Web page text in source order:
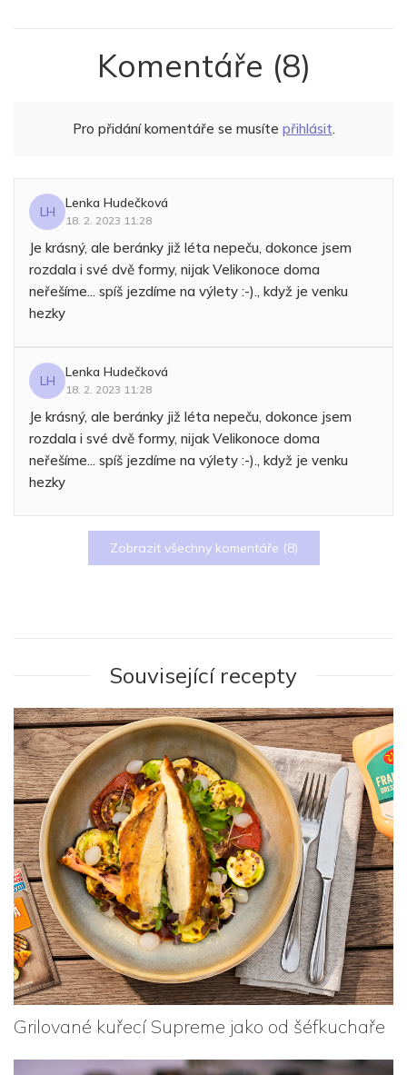
Komentáře (8)
Pro přidání komentáře se musíte přihlásit.
LH
Lenka Hudečková
18. 2. 2023 11:28
Je krásný, ale beránky již léta nepeču, dokonce jsem
rozdala i své dvě formy, nijak Velikonoce doma
neřešíme... spíš jezdíme na výlety :-)., když je venku
hezky
LH
Lenka Hudečková
18. 2. 2023 11:28
Je krásný, ale beránky již léta nepeču, dokonce jsem
rozdala i své dvě formy, nijak Velikonoce doma
neřešíme... spíš jezdíme na výlety :-)., když je venku
hezky
Zobrazit všechny komentáře (8)
Související recepty
Grilované kuřecí Supreme jako od šéfkuchaře